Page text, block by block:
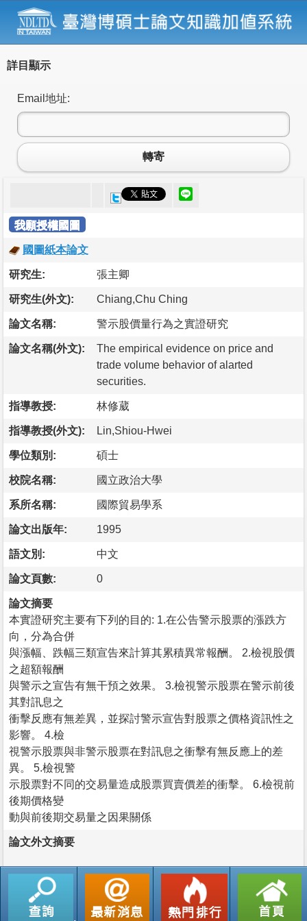
詳目顯示
Email地址:
轉寄
我願授權國圖
國圖紙本論文
研究生: 張主卿
研究生(外文): Chiang,Chu Ching
論文名稱: 警示股價量行為之實證研究
論文名稱(外文):
The empirical evidence on price and
trade volume behavior of alarted
securities.
指導教授: 林修葳
指導教授(外文): Lin,Shiou-Hwei
學位類別: 碩士
校院名稱: 國立政治大學
系所名稱: 國際貿易學系
論文出版年: 1995
語文別: 中文
論文頁數: 0
論文摘要
本實證研究主要有下列的目的: 1.在公告警示股票的漲跌方
向，分為合併
與漲幅、跌幅三類宣告來計算其累積異常報酬。 2.檢視股價
之超額報酬
與警示之宣告有無干預之效果。 3.檢視警示股票在警示前後
其對訊息之
衝擊反應有無差異，並探討警示宣告對股票之價格資訊性之
影響。 4.檢
視警示股票與非警示股票在對訊息之衝擊有無反應上的差
異。 5.檢視警
示股票對不同的交易量造成股票買賣價差的衝擊。 6.檢視前
後期價格變
動與前後期交易量之因果關係
論文外文摘要
返回列表